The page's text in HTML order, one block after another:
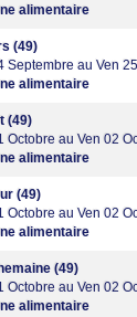
alimentaire
(49)
Septembre au Ven
alimentaire
(49)
Octobre au Ven 02
alimentaire
(49)
Octobre au Ven 02
alimentaire
(49)
Octobre au Ven 02
alimentaire